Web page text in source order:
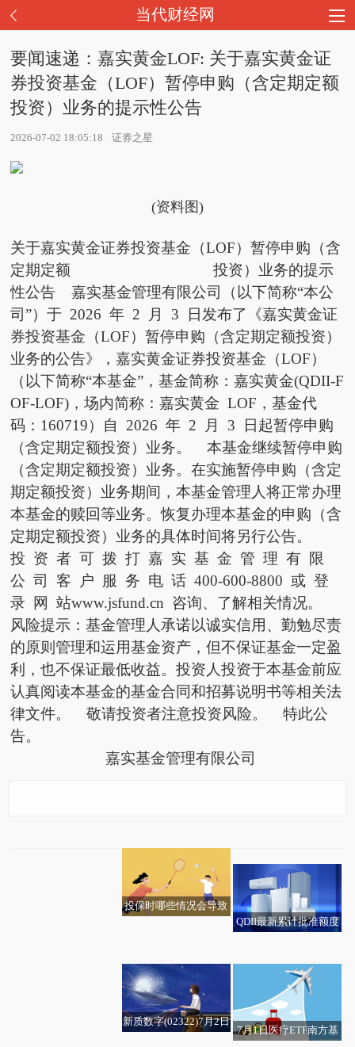
当代财经网
要闻速递：嘉实黄金LOF: 关于嘉实黄金证
券投资基金（LOF）暂停申购（含定期定额
投资）业务的提示性公告
2026-07-02 18:05:18 证券之星
(资料图)
关于嘉实黄金证券投资基金（LOF）暂停申购（含
定期定额 投资）业务的提示
性公告 嘉实基金管理有限公司（以下简称“本公
司”）于 2026 年 2 月 3 日发布了《嘉实黄金证
券投资基金（LOF）暂停申购（含定期定额投资）
业务的公告》，嘉实黄金证券投资基金（LOF）
（以下简称“本基金”，基金简称：嘉实黄金(QDII-F
OF-LOF)，场内简称：嘉实黄金 LOF，基金代
码：160719）自 2026 年 2 月 3 日起暂停申购
（含定期定额投资）业务。 本基金继续暂停申购
（含定期定额投资）业务。在实施暂停申购（含定
期定额投资）业务期间，本基金管理人将正常办理
本基金的赎回等业务。恢复办理本基金的申购（含
定期定额投资）业务的具体时间将另行公告。
投 资 者 可 拨 打 嘉 实 基 金 管 理 有 限
公 司 客 户 服 务 电 话 400-600-8800 或 登
录 网 站www.jsfund.cn 咨询、了解相关情况。
风险提示：基金管理人承诺以诚实信用、勤勉尽责
的原则管理和运用基金资产，但不保证基金一定盈
利，也不保证最低收益。投资人投资于本基金前应
认真阅读本基金的基金合同和招募说明书等相关法
律文件。 敬请投资者注意投资风险。 特此公
告。
嘉实基金管理有限公司
不匹配
创历史新高
投保时哪些情况会导致
元/吨
QDII最新累计批准额度
热点
局 每日信息
新质数字(02322)7月2日
7月1日医疗ETF南方基